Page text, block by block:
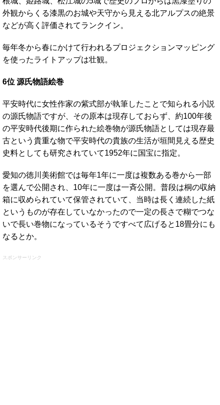
外観からくる漆黒のお城や天守から見える北アルプスの絶景
などが高く評価されてランクイン。
毎年冬から春にかけて行われるプロジェクションマッピング
を使ったライトアップは壮観。
6位 源氏物語絵巻
平安時代に女性作家の紫式部が執筆したことで知られる小説
の源氏物語ですが、その原本は現存しておらず、約100年後
の平安時代後期に作られた絵巻物が源氏物語としては現存最
古という貴重な物で平安時代の貴族の生活が垣間見える歴史
史料としても研究されていて1952年に国宝に指定。
愛知の徳川美術館では毎年1年に一度は複数ある巻から一部
を選んで公開され、10年に一度は一斉公開。普段は桐の収納
箱に収められていて保管されていて、当時は長く連続した紙
というものが存在していなかったので一定の長さで糊でつな
いで長い巻物になっているそうですべて広げると18畳分にも
なるとか。
スポンサーリンク